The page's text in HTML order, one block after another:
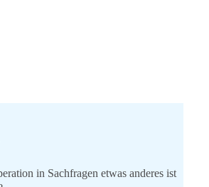
in Sachfragen etwas anderes ist